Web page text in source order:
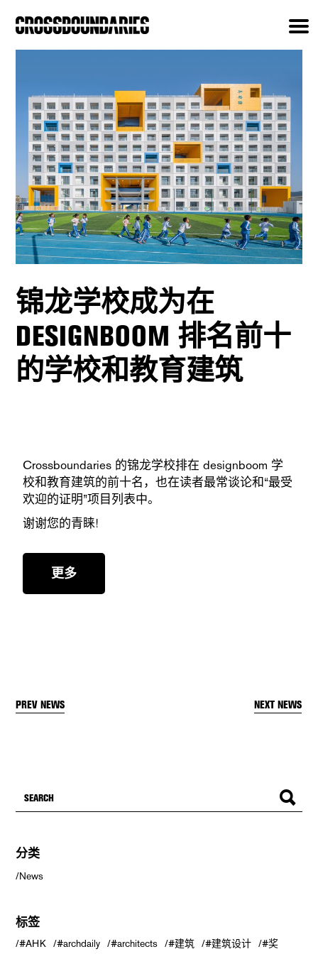
锦龙学校成为在
DESIGNBOOM 排名前十
的学校和教育建筑
Crossboundaries 的锦龙学校排在 designboom 学
校和教育建筑的前十名，也在读者最常谈论和“最受
欢迎的证明”项目列表中。
谢谢您的青睐!
更多
PREV NEWS NEXT NEWS
分类
News
标签
#AHK #archdaily #architects #建筑 #建筑设计 #奖